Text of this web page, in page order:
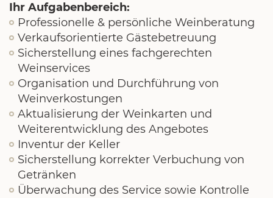
Ihr Aufgabenbereich:
Professionelle & persönliche Weinberatung
Verkaufsorientierte Gästebetreuung
Sicherstellung eines fachgerechten
Weinservices
Organisation und Durchführung von
Weinverkostungen
Aktualisierung der Weinkarten und
Weiterentwicklung des Angebotes
Inventur der Keller
Sicherstellung korrekter Verbuchung von
Getränken
Überwachung des Service sowie Kontrolle